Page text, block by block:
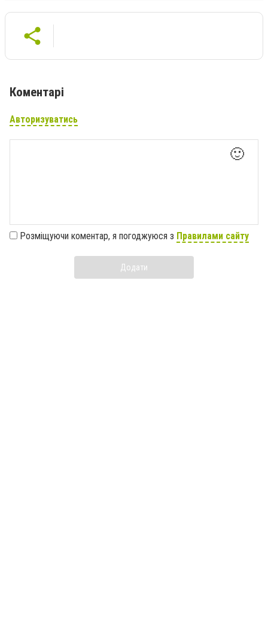
Коментарі
Авторизуватись
🙂
Розміщуючи коментар, я погоджуюся з Правилами сайту
Додати